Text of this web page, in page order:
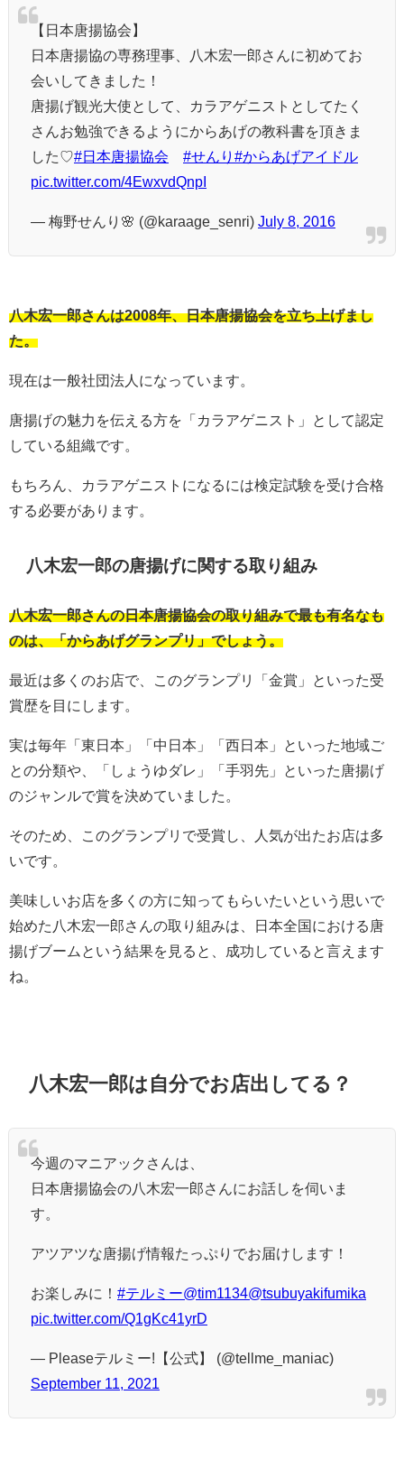
【日本唐揚協会】
日本唐揚協の専務理事、八木宏一郎さんに初めてお
会いしてきました！
唐揚げ観光大使として、カラアゲニストとしてたく
さんお勉強できるようにからあげの教科書を頂きま
した♡#日本唐揚協会 #せんり #からあげアイドル
pic.twitter.com/4EwxvdQnpI
— 梅野せんり🌸 (@karaage_senri) July 8, 2016
八木宏一郎さんは2008年、日本唐揚協会を立ち上げまし
た。
現在は一般社団法人になっています。
唐揚げの魅力を伝える方を「カラアゲニスト」として認定
している組織です。
もちろん、カラアゲニストになるには検定試験を受け合格
する必要があります。
八木宏一郎の唐揚げに関する取り組み
八木宏一郎さんの日本唐揚協会の取り組みで最も有名なも
のは、「からあげグランプリ」でしょう。
最近は多くのお店で、このグランプリ「金賞」といった受
賞歴を目にします。
実は毎年「東日本」「中日本」「西日本」といった地域ご
との分類や、「しょうゆダレ」「手羽先」といった唐揚げ
のジャンルで賞を決めていました。
そのため、このグランプリで受賞し、人気が出たお店は多
いです。
美味しいお店を多くの方に知ってもらいたいという思いで
始めた八木宏一郎さんの取り組みは、日本全国における唐
揚げブームという結果を見ると、成功していると言えます
ね。
八木宏一郎は自分でお店出してる？
今週のマニアックさんは、
日本唐揚協会の八木宏一郎さんにお話しを伺いま
す。
アツアツな唐揚げ情報たっぷりでお届けします！
お楽しみに！ #テルミー@tim1134@tsubuyakifumika
pic.twitter.com/Q1gKc41yrD
— Pleaseテルミー!【公式】 (@tellme_maniac)
September 11, 2021